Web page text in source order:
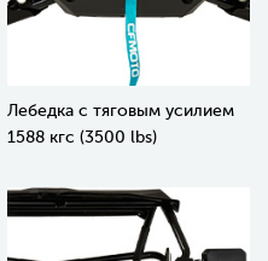
Лебедка с тяговым усилием
1588 кгс (3500 lbs)